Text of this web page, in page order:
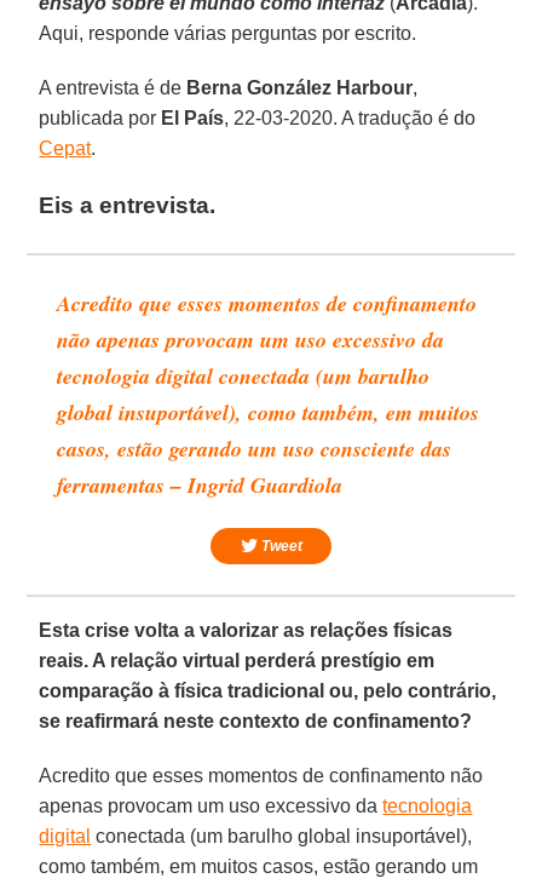
Aqui, responde várias perguntas por escrito.
A entrevista é de Berna González Harbour,
publicada por El País, 22-03-2020. A tradução é do
Cepat.
Eis a entrevista.
Acredito que esses momentos de confinamento
não apenas provocam um uso excessivo da
tecnologia digital conectada (um barulho
global insuportável), como também, em muitos
casos, estão gerando um uso consciente das
ferramentas – Ingrid Guardiola
Tweet
Esta crise volta a valorizar as relações físicas
reais. A relação virtual perderá prestígio em
comparação à física tradicional ou, pelo contrário,
se reafirmará neste contexto de confinamento?
Acredito que esses momentos de confinamento não
apenas provocam um uso excessivo datecnologia
digital conectada (um barulho global insuportável),
como também, em muitos casos, estão gerando um